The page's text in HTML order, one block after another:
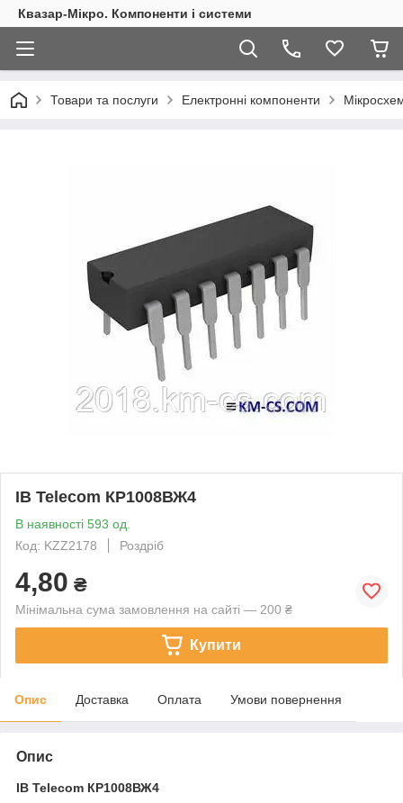
Квазар-Мікро. Компоненти і системи
Товари та послуги Електронні компоненти
ІВ Telecom КР1008ВЖ4
В наявності 593 од.
Код: KZZ2178
Роздріб
4,80 ₴
Мінімальна сума замовлення на сайті — 200 ₴
Купити
Опис Доставка Оплата Умови повернення
Опис
ІВ Telecom КР1008ВЖ4